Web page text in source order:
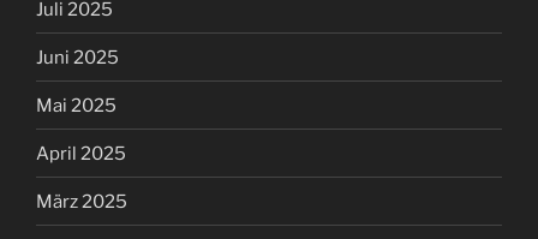
Juli 2025
Juni 2025
Mai 2025
April 2025
März 2025